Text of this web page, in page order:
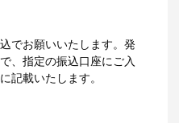
必要なデ
ージをデ
でお願いいたします。発
、指定の振込口座にご入
記載いたします。